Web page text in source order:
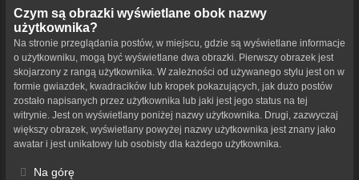
Czym są obrazki wyświetlane obok nazwy
użytkownika?
Na stronie przeglądania postów, w miejscu, gdzie są wyświetlane informacje
o użytkowniku, mogą być wyświetlane dwa obrazki. Pierwszy obrazek jest
skojarzony z rangą użytkownika. W zależności od używanego stylu jest on w
formie gwiazdek, kwadracików lub kropek pokazujących, jak dużo postów
zostało napisanych przez użytkownika lub jaki jest jego status na tej
witrynie. Jest on wyświetlany poniżej nazwy użytkownika. Drugi, zazwyczaj
większy obrazek, wyświetlany powyżej nazwy użytkownika jest znany jako
awatar i jest unikatowy lub osobisty dla każdego użytkownika.
Na górę